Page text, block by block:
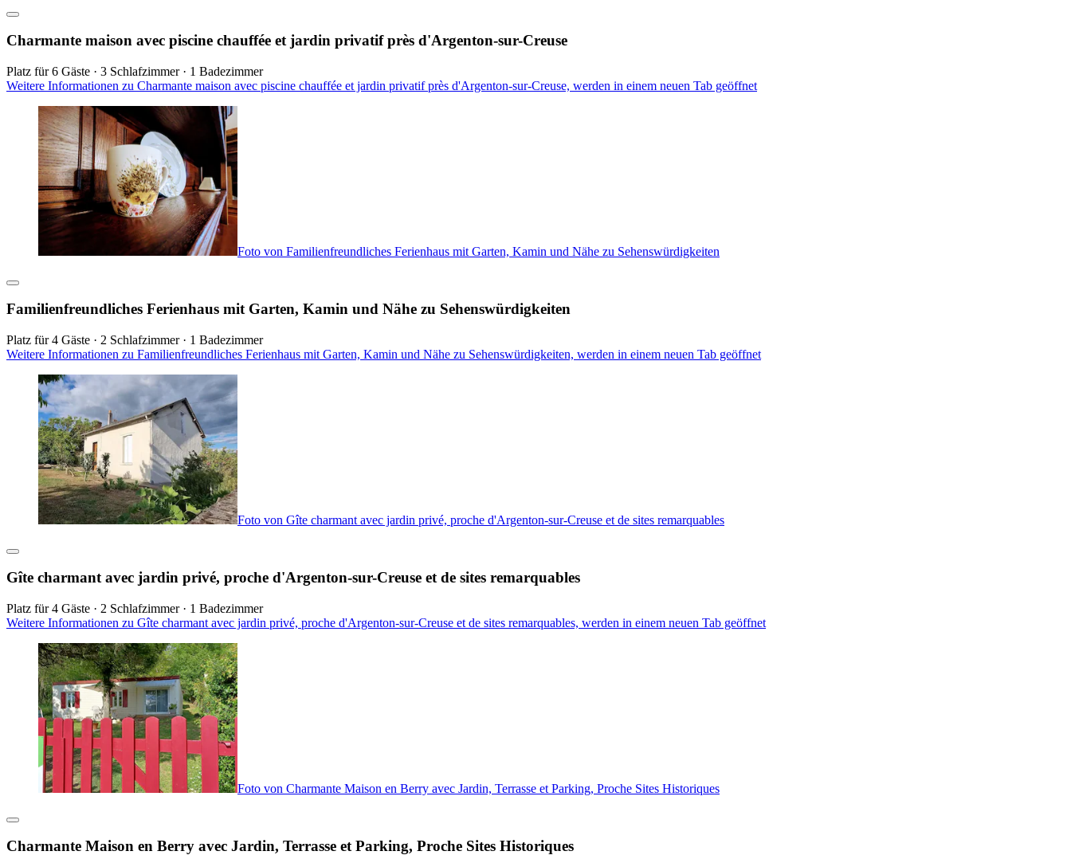
Charmante maison avec piscine chauffée et jardin privatif près d'Argenton-sur-Creuse
Platz für 6 Gäste · 3 Schlafzimmer · 1 Badezimmer
Weitere Informationen zu Charmante maison avec piscine chauffée et jardin privatif près d'Argenton-sur-Creuse, werden in einem neuen Tab geöffnet
Foto von Familienfreundliches Ferienhaus mit Garten, Kamin und Nähe zu Sehenswürdigkeiten
Familienfreundliches Ferienhaus mit Garten, Kamin und Nähe zu Sehenswürdigkeiten
Platz für 4 Gäste · 2 Schlafzimmer · 1 Badezimmer
Weitere Informationen zu Familienfreundliches Ferienhaus mit Garten, Kamin und Nähe zu Sehenswürdigkeiten, werden in einem neuen Tab geöffnet
Foto von Gîte charmant avec jardin privé, proche d'Argenton-sur-Creuse et de sites remarquables
Gîte charmant avec jardin privé, proche d'Argenton-sur-Creuse et de sites remarquables
Platz für 4 Gäste · 2 Schlafzimmer · 1 Badezimmer
Weitere Informationen zu Gîte charmant avec jardin privé, proche d'Argenton-sur-Creuse et de sites remarquables, werden in einem neuen Tab geöffnet
Foto von Charmante Maison en Berry avec Jardin, Terrasse et Parking, Proche Sites Historiques
Charmante Maison en Berry avec Jardin, Terrasse et Parking, Proche Sites Historiques